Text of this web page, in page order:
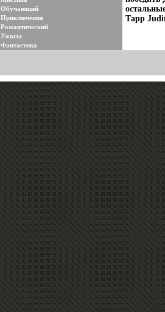
Обучающий
Приключения
Романтический
Ужасы
Фантастика
Тарр